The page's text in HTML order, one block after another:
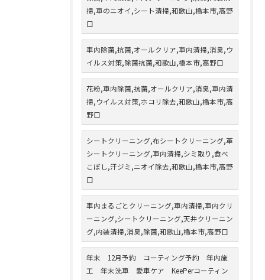
掃,車のニオイ,シート清掃,和歌山,橋本市,高野
口
車内除菌,抗菌,オールクリア,車内清掃,消臭,ウ
イルス対策,除菌抗菌,和歌山,橋本市,高野口
花粉,車内除菌,抗菌,オールクリア,消臭,車内清
掃,ウイルス対策,ホコリ除去,和歌山,橋本市,高
野口
シートクリーニング,布シートクリーニング,革
シートクリーニング,車内清掃,シミ取り,食べ
こぼし,汗ジミ,ニオイ除去,和歌山,橋本市,高野
口
車内まるごとクリーニング,車内清掃,車内クリ
ーニング,シートクリーニング,天井クリーニン
グ,内装清掃,消臭,除菌,和歌山,橋本市,高野口
年末 12月予約 コーティング予約 年内施
工 年末洗車 愛車ケア KeePerコーティン